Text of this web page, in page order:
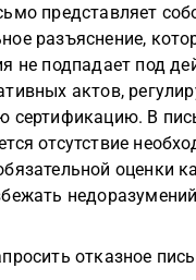
представляет
разъяснение,
не подпадает под
актов,
сертификацию. В
отсутствие
оценки
отказное